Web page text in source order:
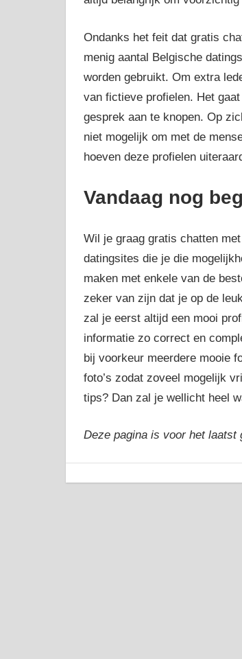
Ondanks het feit dat gratis
menig aantal Belgische
worden gebruikt. Om extra
van fictieve profielen. Het
gesprek aan te knopen. Op
niet mogelijk om met de
hoeven deze profielen
Vandaag nog
Wil je graag gratis chatten
datingsites die je die
maken met enkele van de
zeker van zijn dat je op de
zal je eerst altijd een mooi
informatie zo correct en
bij voorkeur meerdere mooie
foto’s zodat zoveel mogelijk
tips? Dan zal je wellicht heel
Deze pagina is voor het laatst
chatten
gratis14 december, 2015
admin
Algemeen